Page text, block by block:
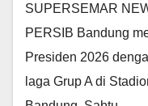
SUPERSEMAR
PERSIB Bandung
Presiden 2026
laga Grup A di